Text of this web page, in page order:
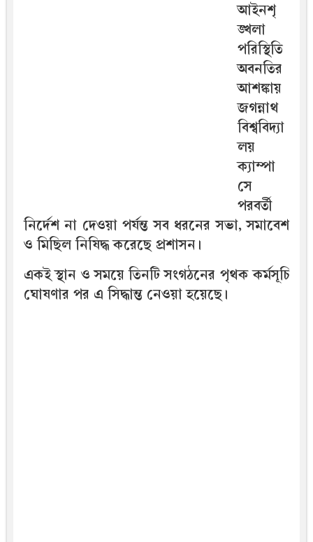
আইনশৃ
ঙ্খলা
পরিস্থিতি
অবনতির
আশঙ্কায়
জগন্নাথ
বিশ্ববিদ্যা
লয়
ক্যাম্পা
সে
পরবর্তী
নির্দেশ না দেওয়া পর্যন্ত সব ধরনের সভা, সমাবেশ
ও মিছিল নিষিদ্ধ করেছে প্রশাসন।
একই স্থান ও সময়ে তিনটি সংগঠনের পৃথক কর্মসূচি
ঘোষণার পর এ সিদ্ধান্ত নেওয়া হয়েছে।